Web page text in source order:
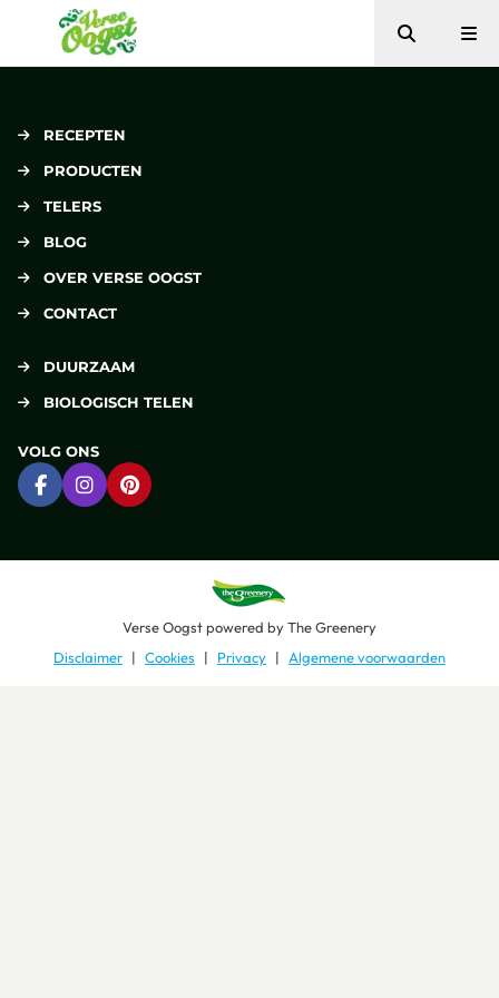
Verse Oogst
Zoeken
RECEPTEN
PRODUCTEN
TELERS
BLOG
OVER VERSE OOGST
CONTACT
DUURZAAM
BIOLOGISCH TELEN
VOLG ONS
Ga naar Facebook
Ga naar Instagram
Ga naar Pinterest
Verse Oogstpowered byThe Greenery
Disclaimer
Cookies Privacy Algemene voorwaarden